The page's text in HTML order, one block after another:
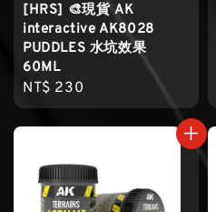
[HRS] 🎨現貨 AK
interactive AK8028
PUDDLES 水坑效果
60ML
Regular
price
NT$ 230